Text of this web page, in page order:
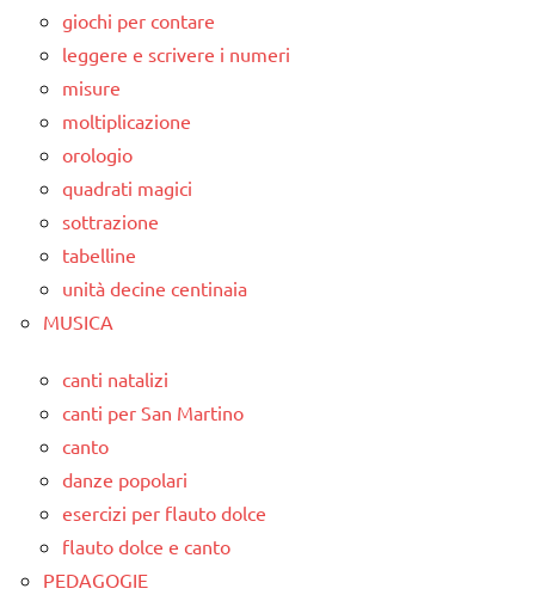
giochi per contare
leggere e scrivere i numeri
misure
moltiplicazione
orologio
quadrati magici
sottrazione
tabelline
unità decine centinaia
MUSICA
canti natalizi
canti per San Martino
canto
danze popolari
esercizi per flauto dolce
flauto dolce e canto
PEDAGOGIE